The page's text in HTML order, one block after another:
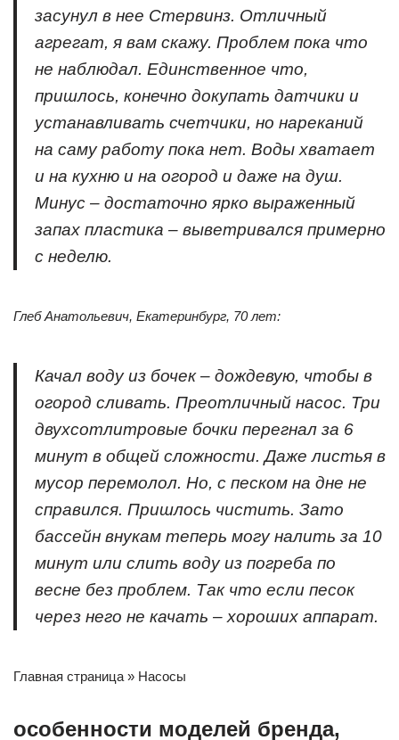
засунул в нее Стервинз. Отличный
агрегат, я вам скажу. Проблем пока что
не наблюдал. Единственное что,
пришлось, конечно докупать датчики и
устанавливать счетчики, но нареканий
на саму работу пока нет. Воды хватает
и на кухню и на огород и даже на душ.
Минус – достаточно ярко выраженный
запах пластика – выветривался примерно
с неделю.
Глеб Анатольевич, Екатеринбург, 70 лет:
Качал воду из бочек – дождевую, чтобы в
огород сливать. Преотличный насос. Три
двухсотлитровые бочки перегнал за 6
минут в общей сложности. Даже листья в
мусор перемолол. Но, с песком на дне не
справился. Пришлось чистить. Зато
бассейн внукам теперь могу налить за 10
минут или слить воду из погреба по
весне без проблем. Так что если песок
через него не качать – хороших аппарат.
Главная страница » Насосы
особенности моделей бренда,